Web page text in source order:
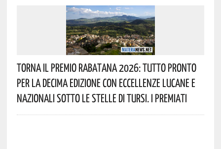
Torna Il Premio Rabatana 2026: Tutto Pronto
Per La Decima Edizione Con Eccellenze Lucane E
Nazionali Sotto Le Stelle Di Tursi. I Premiati